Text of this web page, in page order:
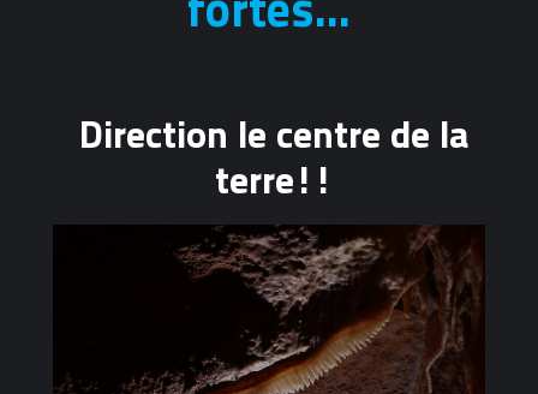
Direction le centre de la
terre!!